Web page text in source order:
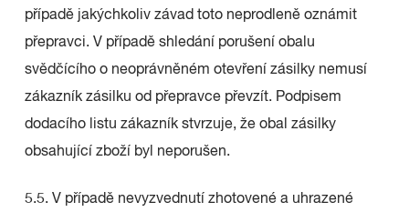
případě jakýchkoliv závad toto neprodleně oznámit
přepravci. V případě shledání porušení obalu
svědčícího o neoprávněném otevření zásilky nemusí
zákazník zásilku od přepravce převzít. Podpisem
dodacího listu zákazník stvrzuje, že obal zásilky
obsahující zboží byl neporušen.
5.5. V případě nevyzvednutí zhotovené a uhrazené